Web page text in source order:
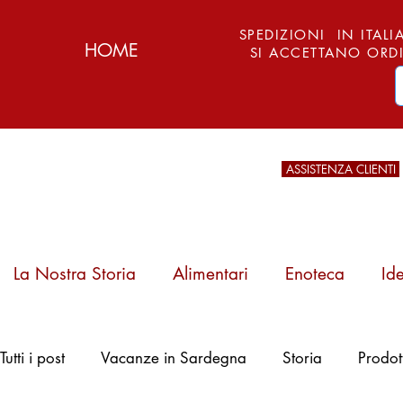
HOME
SPEDIZIONI IN
SI ACCETTANO
ASSISTENZA CLIENTI
La Nostra Storia Alimentari Enoteca
Pattada, Arburesa
e l'Arte del Ferro:
Tutti i post Vacanze in Sardegna Storia